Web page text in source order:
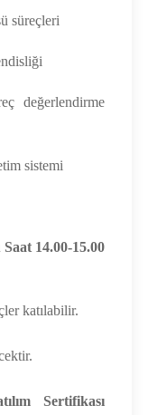
süreçleri
değerlendirme
sistemi
14.00-15.00
katılabilir.
Sertifikası